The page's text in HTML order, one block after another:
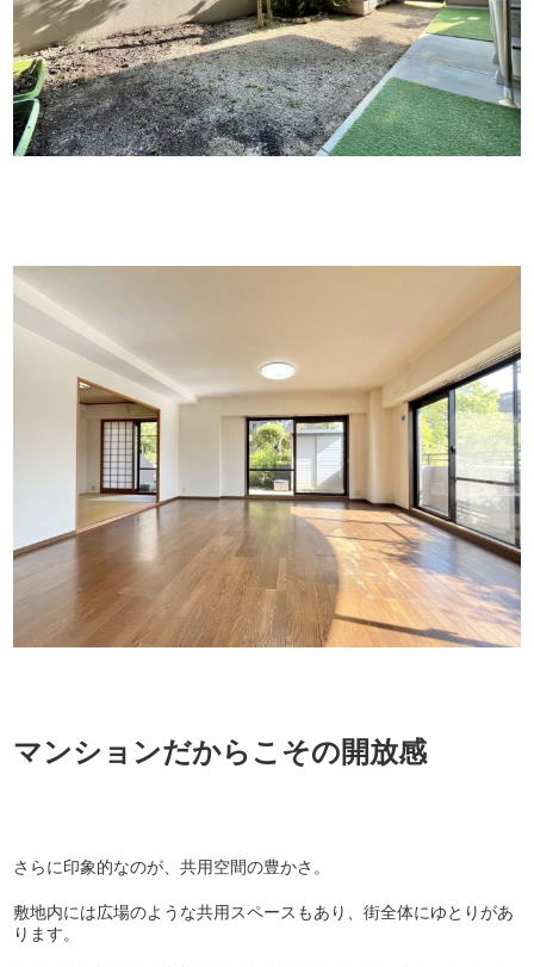
マンションだからこその開放感
さらに印象的なのが、共用空間の豊かさ。
敷地内には広場のような共用スペースもあり、街全体にゆとりがあ
ります。